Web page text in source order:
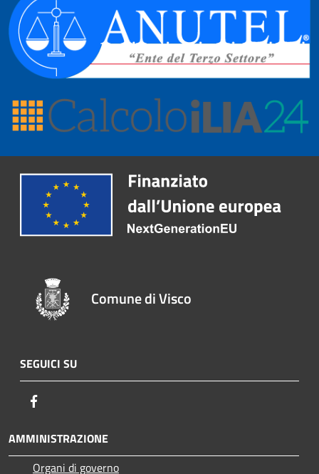
Comune di Visco
SEGUICI SU
AMMINISTRAZIONE
Organi di governo